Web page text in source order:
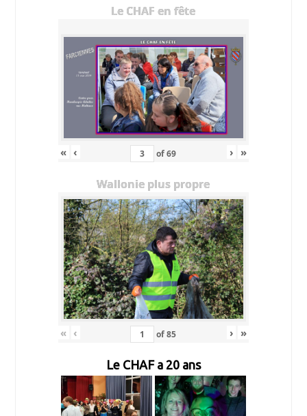
Le CHAF en fête
« ‹ of69 › »
Wallonie plus propre
« ‹ of85 › »
Le CHAF a 20 ans